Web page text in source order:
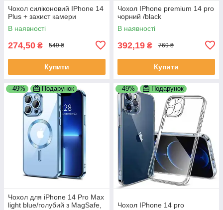
Чохол силіконовий IPhone 14
Plus + захист камери
В наявності
274,50 ₴ 549 ₴
Купити
Чохол IPhone premium 14 pro
чорний /black
В наявності
392,19 ₴ 769 ₴
Купити
–49% Подарунок
Чохол для iPhone 14 Pro Max
light blue/голубий з MagSafe,
–49% Подарунок
Чохол IPhone 14 pro